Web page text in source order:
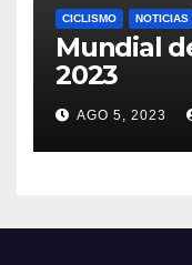
CICLISMO NOTICIAS
Mundial
2023
AGO 5, 2023